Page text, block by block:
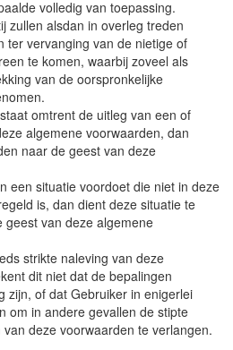
volledig van toepassing.
zullen alsdan in overleg treden
ter vervanging van de nietige of
te komen, waarbij zoveel als
van de oorspronkelijke
omtrent de uitleg van een of
algemene voorwaarden, dan
naar de geest van deze
een situatie voordoet die niet in deze
is, dan dient deze situatie te
van deze algemene
strikte naleving van deze
dit niet dat de bepalingen
zijn, of dat Gebruiker in enigerlei
om in andere gevallen de stipte
deze voorwaarden te verlangen.